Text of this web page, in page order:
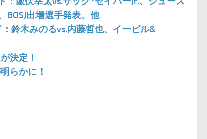
BOSJ出場選手発表、他
鈴木みのるvs.内藤哲也、イービル&
決定！
らかに！